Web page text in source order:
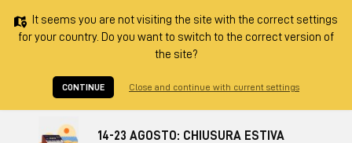
It seems you are not visiting the site with the correct settings
for your country. Do you want to switch to the correct version of
the site?
CONTINUE Close and continue with current settings
14-23 AGOSTO: CHIUSURA ESTIVA